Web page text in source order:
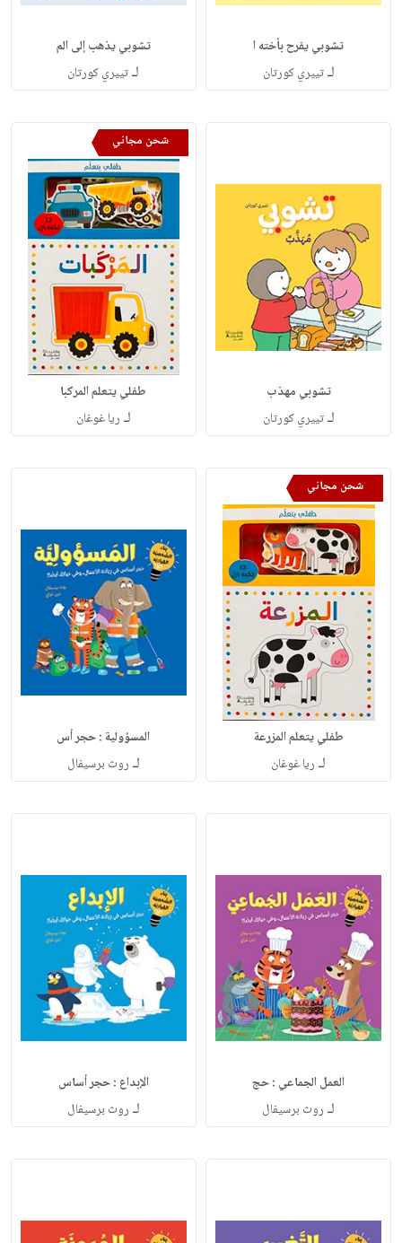
تشوبي يفرح بأخته ا
لـتييري كورتان
تشوبي يذهب إلى الم
لـتييري كورتان
تشوبي مهذب
لـتييري كورتان
شحن مجاني
طفلي يتعلم المركبا
لـ ريا غوغان
شحن مجاني
طفلي يتعلم المزرعة
لـ ريا غوغان
المسؤولية : حجر أس
لـ روث برسيفال
العمل الجماعي : حج
لـ روث برسيفال
الإبداع : حجر أساس
لـ روث برسيفال